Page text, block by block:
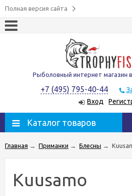
Полная версия сайта
Рыболовный интернет магазин
+7 (495) 795-40-44
Вход
Каталог товаров
Главная → Приманки → Блесны →
Kuusamo